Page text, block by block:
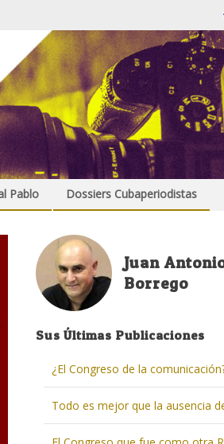
Pablo Dossiers Cubaperiodistas
Juan
Borrego
Sus Últimas Publicaciones
¿El Congreso de la
Todo es mejor que la ausencia